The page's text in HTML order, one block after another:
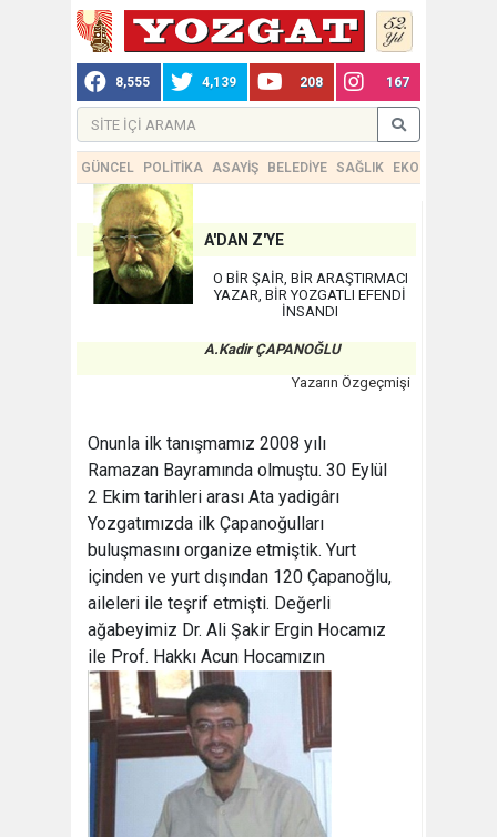
8,555 4,139 208 167
GÜNCEL POLİTİKA ASAYİŞ BELEDİYE SAĞLIK EKONOMİ
A'DAN Z'YE
O BİR ŞAİR, BİR ARAŞTIRMACI
YAZAR, BİR YOZGATLI EFENDİ
İNSANDI
A.Kadir ÇAPANOĞLU
Yazarın Özgeçmişi
Onunla ilk tanışmamız 2008 yılı
Ramazan Bayramında olmuştu. 30 Eylül
2 Ekim tarihleri arası Ata yadigârı
Yozgatımızda ilk Çapanoğulları
buluşmasını organize etmiştik. Yurt
içinden ve yurt dışından 120 Çapanoğlu,
aileleri ile teşrif etmişti. Değerli
ağabeyimiz Dr. Ali Şakir Ergin Hocamız
ile Prof. Hakkı Acun Hocamızın